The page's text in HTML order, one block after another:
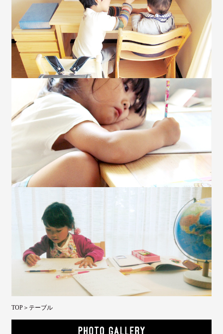
TOP ＞テーブル